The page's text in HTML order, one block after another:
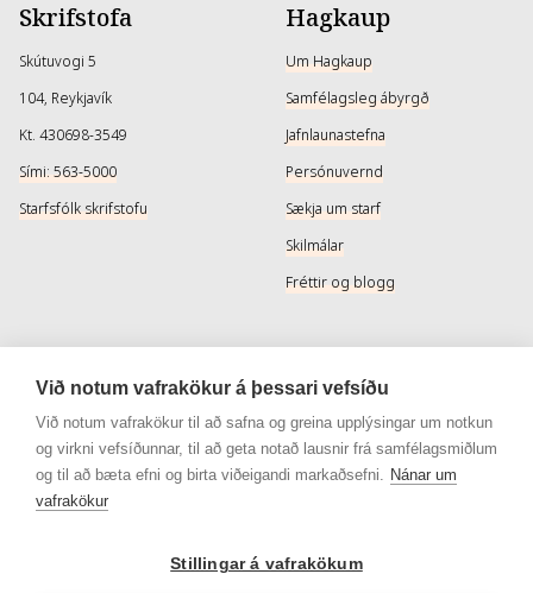
Skrifstofa
Skútuvogi 5
104, Reykjavík
Kt. 430698-3549
Sími: 563-5000
Starfsfólk skrifstofu
Hagkaup
Um Hagkaup
Samfélagsleg ábyrgð
Jafnlaunastefna
Persónuvernd
Sækja um starf
Skilmálar
Fréttir og blogg
Þjónusta
Afhendingarmöguleikar
Skilareglur
Algengar spurningar
Samfélagsmiðlar
Instagram
Instagram - Snyrtivara
Við notum vafrakökur á þessari vefsíðu
Við notum vafrakökur til að safna og greina upplýsingar um notkun
og virkni vefsíðunnar, til að geta notað lausnir frá samfélagsmiðlum
og til að bæta efni og birta viðeigandi markaðsefni. Nánar um
vafrakökur
Stillingar á vafrakökum